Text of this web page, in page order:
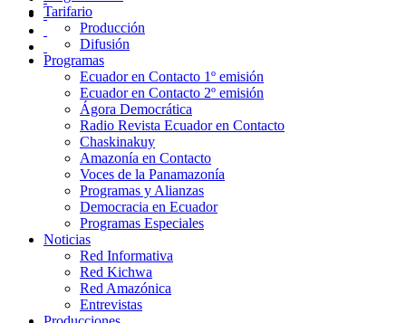
Tarifario
Producción
Difusión
Programas
Ecuador en Contacto 1º emisión
Ecuador en Contacto 2º emisión
Ágora Democrática
Radio Revista Ecuador en Contacto
Chaskinakuy
Amazonía en Contacto
Voces de la Panamazonía
Programas y Alianzas
Democracia en Ecuador
Programas Especiales
Noticias
Red Informativa
Red Kichwa
Red Amazónica
Entrevistas